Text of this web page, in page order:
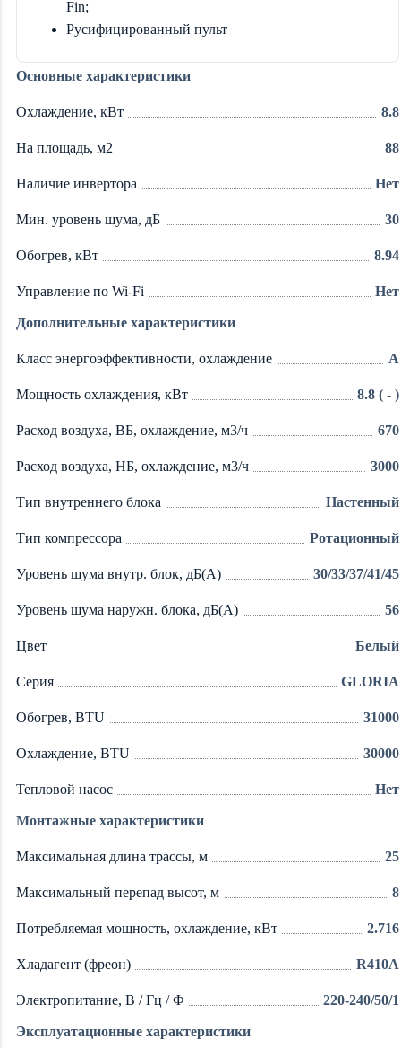
Fin;
Русифицированный пульт
Основные характеристики
Охлаждение, кВт 8.8
На площадь, м2 88
Наличие инвертора Нет
Мин. уровень шума, дБ 30
Обогрев, кВт 8.94
Управление по Wi-Fi Нет
Дополнительные характеристики
Класс энергоэффективности, охлаждение A
Мощность охлаждения, кВт 8.8 ( - )
Расход воздуха, ВБ, охлаждение, м3/ч 670
Расход воздуха, НБ, охлаждение, м3/ч 3000
Тип внутреннего блока Настенный
Тип компрессора Ротационный
Уровень шума внутр. блок, дБ(А) 30/33/37/41/45
Уровень шума наружн. блока, дБ(А) 56
Цвет Белый
Серия GLORIA
Обогрев, BTU 31000
Охлаждение, BTU 30000
Тепловой насос Нет
Монтажные характеристики
Максимальная длина трассы, м 25
Максимальный перепад высот, м 8
Потребляемая мощность, охлаждение, кВт 2.716
Хладагент (фреон) R410A
Электропитание, В / Гц / Ф 220-240/50/1
Эксплуатационные характеристики